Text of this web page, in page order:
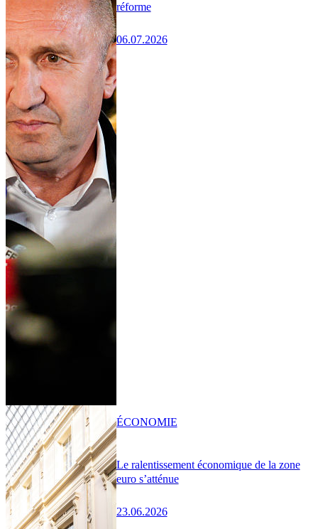
réforme
06.07.2026
Le ralentissement économique de la zone
euro s’atténue
23.06.2026
ÉCONOMIE